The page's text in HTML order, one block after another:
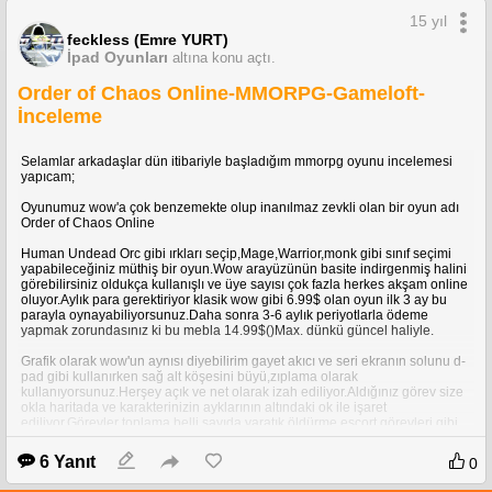
Ses:5/4
Oynanabilirlik:5/5
Fiyat:5/4-2.49 Sterlin fiyatıyla oldukça uygun
sırasıyla sizlerle paylaşıcam.Ayrıca WM7 için kredi kartıyla üyelik alıp
alışveriş yapabiliyorsunuz uygulamalar çok fazla ve her geçen gün
artıyor.BU KONUDA YARDIMINI ESİRGEMEYEN LORDMAYROS dostuma
feckless (Emre YURT)
İpad Oyunları altına konu açtı.
15 yıl
Order of Chaos Online-MMORPG-Gameloft-
İnceleme
Selamlar arkadaşlar dün itibariyle başladığım mmorpg oyunu incelemesi
yapıcam;
Oyunumuz wow'a çok benzemekte olup inanılmaz zevkli olan bir oyun adı
Order of Chaos Online
Human Undead Orc gibi ırkları seçip,Mage,Warrior,monk gibi sınıf seçimi
yapabileceğiniz müthiş bir oyun.Wow arayüzünün basite indirgenmiş halini
görebilirsiniz oldukça kullanışlı ve üye sayısı çok fazla herkes akşam online
oluyor.Aylık para gerektiriyor klasik wow gibi 6.99$ olan oyun ilk 3 ay bu
parayla oynayabiliyorsunuz.Daha sonra 3-6 aylık periyotlarla ödeme
yapmak zorundasınız ki bu mebla 14.99$()Max. dünkü güncel haliyle.
Grafik olarak wow'un aynısı diyebilirim gayet akıcı ve seri ekranın solunu d-
pad gibi kullanırken sağ alt köşesini büyü,zıplama olarak
kullanıyorsunuz.Herşey açık ve net olarak izah ediliyor.Aldığınız görev size
okla haritada ve karakterinizin ayklarının altındaki ok ile işaret
klasik görevler eşliğinde sunuluyor.
Sesler klasik bir mmorpg oyununda olması gereken seslere sahip kulağı
tırmalayan bi durum yok.İleri seviyelerde meslek edinme binek hayvan gibi
6 Yanıt 0